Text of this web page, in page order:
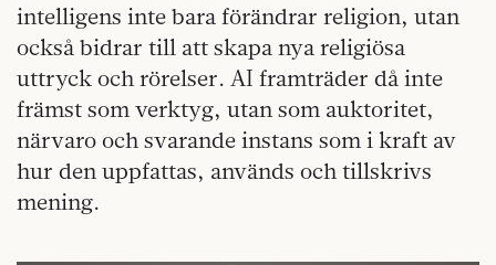
intelligens inte bara förändrar religion, utan
också bidrar till att skapa nya religiösa
uttryck och rörelser. AI framträder då inte
främst som verktyg, utan som auktoritet,
närvaro och svarande instans som i kraft av
hur den uppfattas, används och tillskrivs
mening.